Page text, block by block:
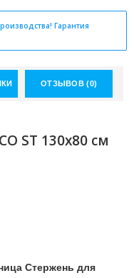
Гарантия
ОТЗЫВОВ (0)
ST 130x80 см
Стержень для